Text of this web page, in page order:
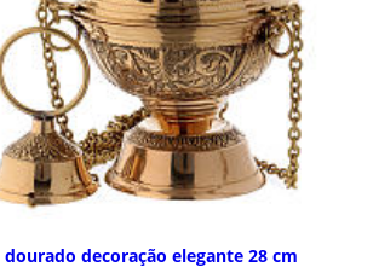
decoração elegante 28 cm